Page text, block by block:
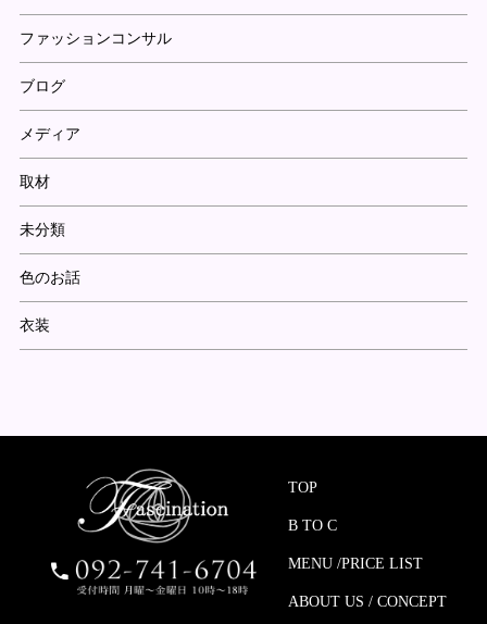
ファッションコンサル
ブログ
メディア
取材
未分類
色のお話
衣装
TOP
B TO C
MENU /PRICE LIST
ABOUT US / CONCEPT